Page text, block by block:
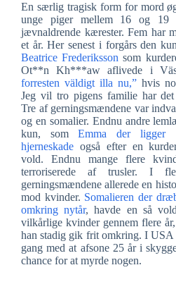
En særlig tragisk form for mord
unge piger mellem 16 og 19
jævnaldrende kærester. Fem har
et år. Her senest i forgårs den kun
Beatrice Frederiksson som
Ot**n Kh***aw aflivede i
forresten väldigt illa nu,” hvis
Jeg vil tro pigens familie har
Tre af gerningsmændene var
og en somalier. Endnu andre
kun, somEmma der
hjerneskade også efter en
vold. Endnu mange flere
terroriserede af trusler. I
gerningsmændene allerede en
mod kvinder. Somalieren der
omkring nytår, havde en så
vilkårlige kvinder gennem flere
han stadig gik frit omkring. I USA
gang med at afsone 25 år i
chance for at myrde nogen.